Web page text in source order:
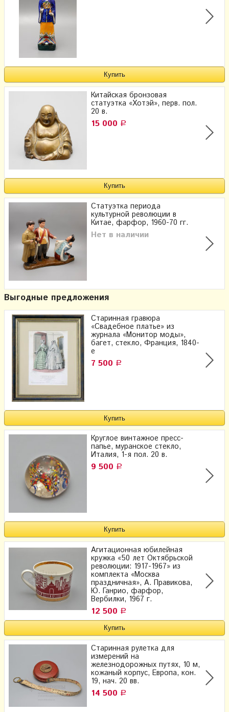
Китайская бронзовая
статуэтка «Хотэй», перв. пол.
20 в.
15 000 Р
Статуэтка периода
культурной революции в
Китае, фарфор, 1960-70 гг.
Нет в наличии
Выгодные предложения
Старинная гравюра
«Свадебное платье» из
журнала «Монитор моды»,
багет, стекло, Франция, 1840-
е
7 500 Р
Круглое винтажное пресс-
папье, муранское стекло,
Италия, 1-я пол. 20 в.
9 500 Р
Агитационная юбилейная
кружка «50 лет Октябрьской
революции: 1917-1967» из
комплекта «Москва
праздничная», А. Правикова,
Ю. Ганрио, фарфор,
Вербилки, 1967 г.
12 500 Р
Старинная рулетка для
измерений на
железнодорожных путях, 10 м,
кожаный корпус, Европа, кон.
19, нач. 20 вв.
14 500 Р